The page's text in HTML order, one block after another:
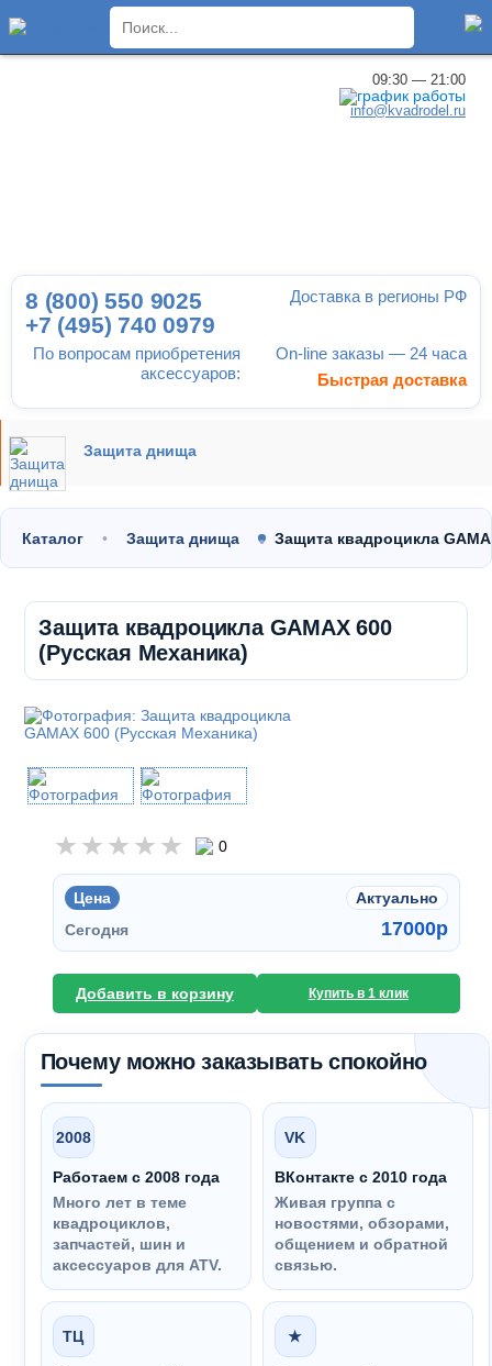
09:30 — 21:00
info@kvadrodel.ru
По вопросам приобретения
аксессуаров:
8 (800) 550 9025
+7 (495) 740 0979
Доставка в регионы РФ
On-line заказы — 24 часа
Быстрая доставка
Защита днища
Каталог Защита днища Защита квадроцикла
Защита квадроцикла GAMAX 600
(Русская Механика)
0
Цена
Актуально
Сегодня
17000p
Добавить в корзину Купить в 1 клик
Почему можно заказывать спокойно
2008
Работаем с 2008 года
Много лет в теме
квадроциклов,
запчастей, шин и
аксессуаров для ATV.
VK
ВКонтакте с 2010 года
Живая группа с
новостями, обзорами,
общением и обратной
связью.
ТЦ ★
×